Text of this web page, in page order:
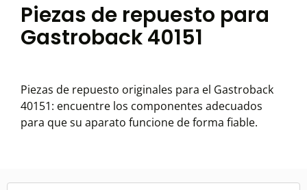
Piezas de repuesto para
Gastroback 40151
Piezas de repuesto originales para el Gastroback
40151: encuentre los componentes adecuados
para que su aparato funcione de forma fiable.